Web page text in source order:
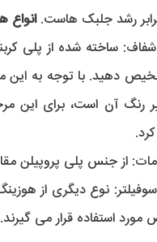
رشد جلبک هاست.
از جنس پلی پروپیلن
استفاده قرار می گیرند.